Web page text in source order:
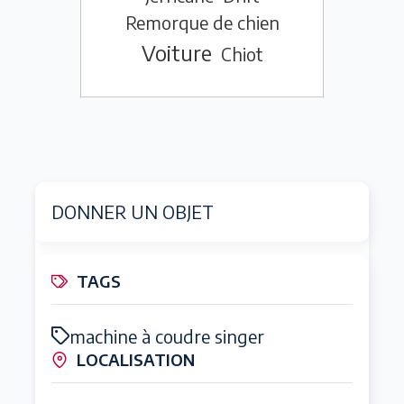
Remorque de chien
Voiture Chiot
DONNER UN OBJET
TAGS
machine à coudre singer
LOCALISATION